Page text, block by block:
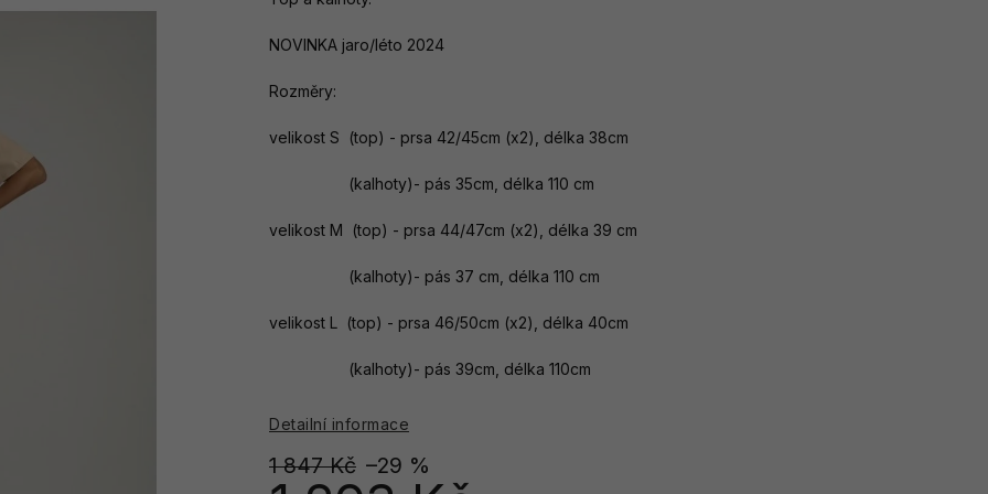
1 847 Kč –29 %
NOVINKA jaro/léto 2024
Rozměry:
velikost S (top) - prsa 42/45cm (x2), délka 38cm
(kalhoty)- pás 35cm, délka 110 cm
velikost M (top) - prsa 44/47cm (x2), délka 39 cm
(kalhoty)- pás 37 cm, délka 110 cm
velikost L (top) - prsa 46/50cm (x2), délka 40cm
(kalhoty)- pás 39cm, délka 110cm
Detailní informace